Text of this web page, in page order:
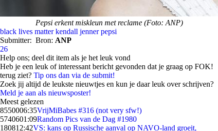
Pepsi erkent miskleun met reclame (Foto: ANP)
black lives matter kendall jenner pepsi
Submitter: Bron: ANP
26
Help ons; deel dit item als je het leuk vond
Heb je een leuk of interessant bericht gevonden dat je graag op FOK!
terug ziet? Tip ons dan via de submit!
Zoek jij altijd de leukste nieuwtjes en kun je daar leuk over schrijven?
Meld je aan als nieuwsposter!
Meest gelezen
8550006:35VrijMiBabes #316 (not very sfw!)
5740601:09Random Pics van de Dag #1980
180812:42VS: kans op Russische aanval op NAVO-land groeit,